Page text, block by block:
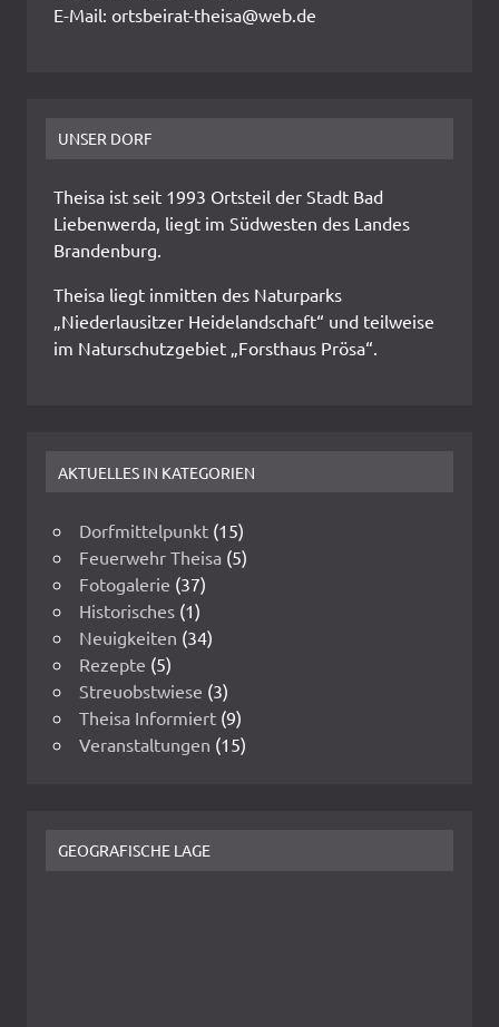
E-Mail: ortsbeirat-theisa@web.de
UNSER DORF
Theisa ist seit 1993 Ortsteil der Stadt Bad
Liebenwerda, liegt im Südwesten des Landes
Brandenburg.
Theisa liegt inmitten des Naturparks
„Niederlausitzer Heidelandschaft“ und teilweise
im Naturschutzgebiet „Forsthaus Prösa“.
AKTUELLES IN KATEGORIEN
Dorfmittelpunkt (15)
Feuerwehr Theisa (5)
Fotogalerie (37)
Historisches (1)
Neuigkeiten (34)
Rezepte (5)
Streuobstwiese (3)
Theisa Informiert (9)
Veranstaltungen (15)
GEOGRAFISCHE LAGE